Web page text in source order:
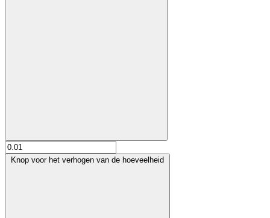
Knop voor het verhogen van de hoeveelheid